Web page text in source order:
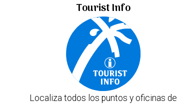
Tourist Info
Localiza todos los puntos y oficinas de